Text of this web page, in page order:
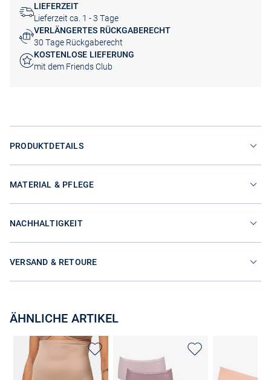
LIEFERZEIT
Lieferzeit ca. 1 - 3 Tage
VERLÄNGERTES RÜCKGABERECHT
30 Tage Rückgaberecht
KOSTENLOSE LIEFERUNG
mit dem Friends Club
PRODUKTDETAILS
MATERIAL & PFLEGE
NACHHALTIGKEIT
VERSAND & RETOURE
ÄHNLICHE ARTIKEL